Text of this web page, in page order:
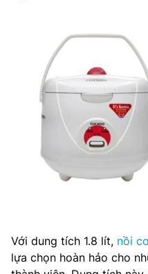
Với dung tích 1.8 lít, nồi
lựa chọn hoàn hảo cho